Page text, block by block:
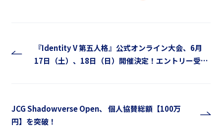
『Identity V 第五人格』公式オンライン大会、6月
17日（土）、18日（日）開催決定！エントリー受付
JCG Shadowverse Open、 個人協賛総額【100万
円】を突破！